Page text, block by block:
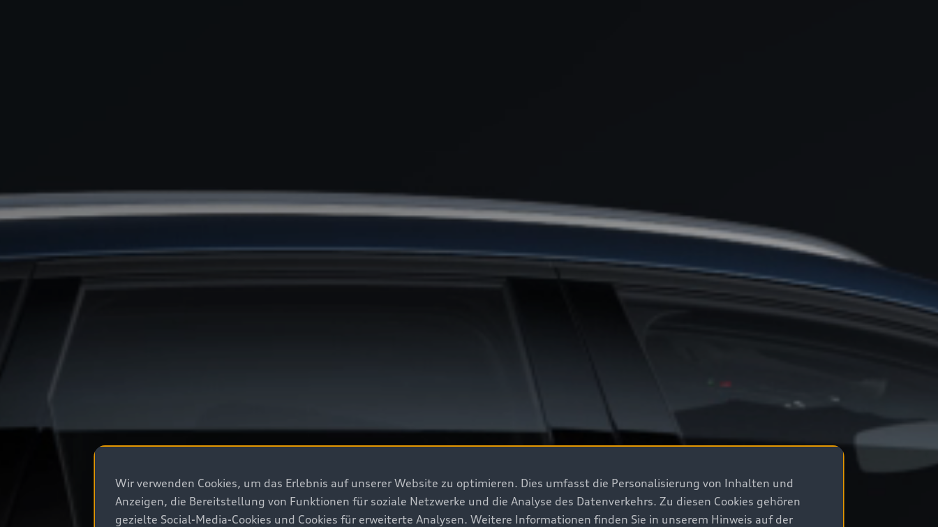
Wir verwenden Cookies, um das Erlebnis auf unserer Website zu optimieren. Dies umfasst die Personalisierung von Inhalten und
Anzeigen, die Bereitstellung von Funktionen für soziale Netzwerke und die Analyse des Datenverkehrs. Zu diesen Cookies gehören
gezielte Social-Media-Cookies und Cookies für erweiterte Analysen. Weitere Informationen finden Sie in unserem Hinweis auf der